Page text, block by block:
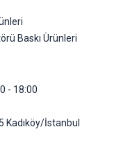
Baskı Ürünleri
- 18:00
Kadıköy/İstanbul